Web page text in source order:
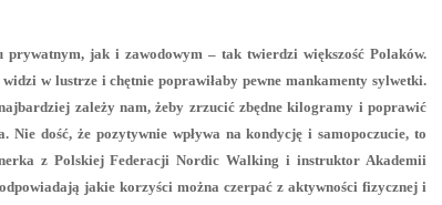
jak i zawodowym – tak twierdzi większość Polaków.
w lustrze i chętnie poprawiłaby pewne mankamenty sylwetki.
zależy nam, żeby zrzucić zbędne kilogramy i poprawić
dość, że pozytywnie wpływa na kondycję i samopoczucie, to
z Polskiej Federacji Nordic Walkingi instruktor Akademii
jakie korzyści można czerpać z aktywności fizycznej i